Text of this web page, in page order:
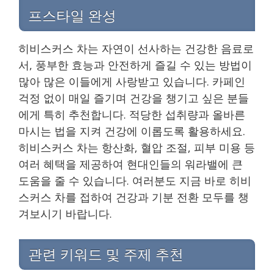
프스타일 완성
히비스커스 차는 자연이 선사하는 건강한 음료로
서, 풍부한 효능과 안전하게 즐길 수 있는 방법이
많아 많은 이들에게 사랑받고 있습니다. 카페인
걱정 없이 매일 즐기며 건강을 챙기고 싶은 분들
에게 특히 추천합니다. 적당한 섭취량과 올바른
마시는 법을 지켜 건강에 이롭도록 활용하세요.
히비스커스 차는 항산화, 혈압 조절, 피부 미용 등
여러 혜택을 제공하여 현대인들의 워라밸에 큰
도움을 줄 수 있습니다. 여러분도 지금 바로 히비
스커스 차를 접하여 건강과 기분 전환 모두를 챙
겨보시기 바랍니다.
관련 키워드 및 주제 추천